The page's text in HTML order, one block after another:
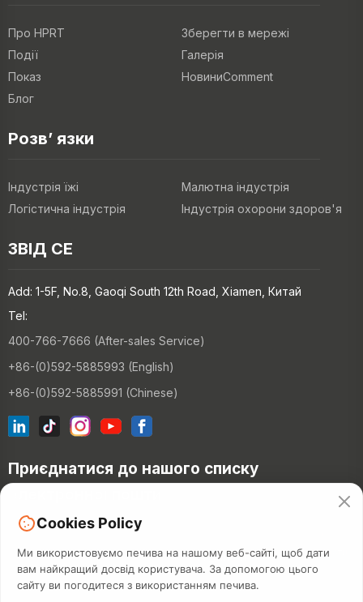
Про HPRT
Зберегти в мережі
Події
Галерія
Показ
НовиниComment
Блог
Розв’ язки
Індустрія їжі
Малютна індустрія
Логістична індустрія
Індустрія охорони здоров'я
ЗВІД СЕ
Add: 1-5F, No.8, Gaoqi South 12th Road, Xiamen, Китай
Tel:
400-766-7666 (After-sales Service)
+86-(0)592-5885993 (English)
+86-(0)592-5885991 (Chinese)
Приєднатися до нашого списку
єднатися
Cookies Policy
Ми використовуємо печива на нашому веб-сайті, щоб дати
вам найкращий досвід користувача. За допомогою цього
сайту ви погодитеся з використанням печива.